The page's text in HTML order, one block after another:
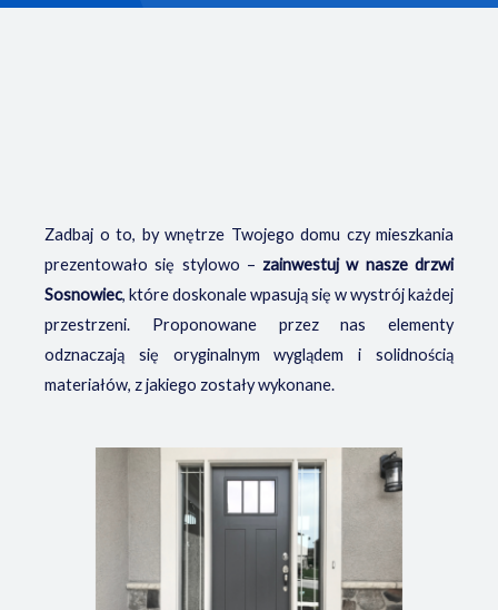
Zadbaj o to, by wnętrze Twojego domu czy mieszkania
prezentowało się stylowo – zainwestuj w nasze drzwi
Sosnowiec, które doskonale wpasują się w wystrój każdej
przestrzeni. Proponowane przez nas elementy
odznaczają się oryginalnym wyglądem i solidnością
materiałów, z jakiego zostały wykonane.